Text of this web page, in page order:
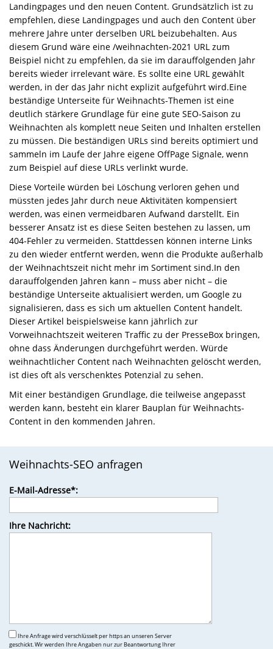
Landingpages und den neuen Content. Grundsätzlich ist zu
empfehlen, diese Landingpages und auch den Content über
mehrere Jahre unter derselben URL beizubehalten. Aus
diesem Grund wäre eine /weihnachten-2021 URL zum
Beispiel nicht zu empfehlen, da sie im darauffolgenden Jahr
bereits wieder irrelevant wäre. Es sollte eine URL gewählt
werden, in der das Jahr nicht explizit aufgeführt wird.Eine
beständige Unterseite für Weihnachts-Themen ist eine
deutlich stärkere Grundlage für eine gute SEO-Saison zu
Weihnachten als komplett neue Seiten und Inhalten erstellen
zu müssen. Die beständigen URLs sind bereits optimiert und
sammeln im Laufe der Jahre eigene OffPage Signale, wenn
zum Beispiel auf diese URLs verlinkt wurde.
Diese Vorteile würden bei Löschung verloren gehen und
müssten jedes Jahr durch neue Aktivitäten kompensiert
werden, was einen vermeidbaren Aufwand darstellt. Ein
besserer Ansatz ist es diese Seiten bestehen zu lassen, um
404-Fehler zu vermeiden. Stattdessen können interne Links
zu den wieder entfernt werden, wenn die Produkte außerhalb
der Weihnachtszeit nicht mehr im Sortiment sind.In den
darauffolgenden Jahren kann – muss aber nicht – die
beständige Unterseite aktualisiert werden, um Google zu
signalisieren, dass es sich um aktuellen Content handelt.
Dieser Artikel beispielsweise kann jährlich zur
Vorweihnachtszeit weiteren Traffic zu der PresseBox bringen,
ohne dass Änderungen durchgeführt werden. Würde
weihnachtlicher Content nach Weihnachten gelöscht werden,
ist dies oft als verschenktes Potenzial zu sehen.
Mit einer beständigen Grundlage, die teilweise angepasst
werden kann, besteht ein klarer Bauplan für Weihnachts-
Content in den kommenden Jahren.
Weihnachts-SEO anfragen
lasse
dieses
Feld
E-Mail-Adresse*:
Ihre Nachricht:
Ihre Anfrage wird verschlüsselt per https an unseren Server
geschickt. Wir werden Ihre Angaben nur zur Beantwortung Ihrer